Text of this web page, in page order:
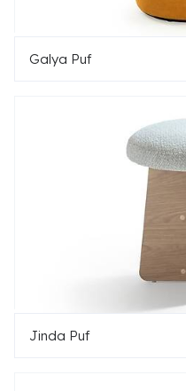
Galya Puf
Jinda Puf